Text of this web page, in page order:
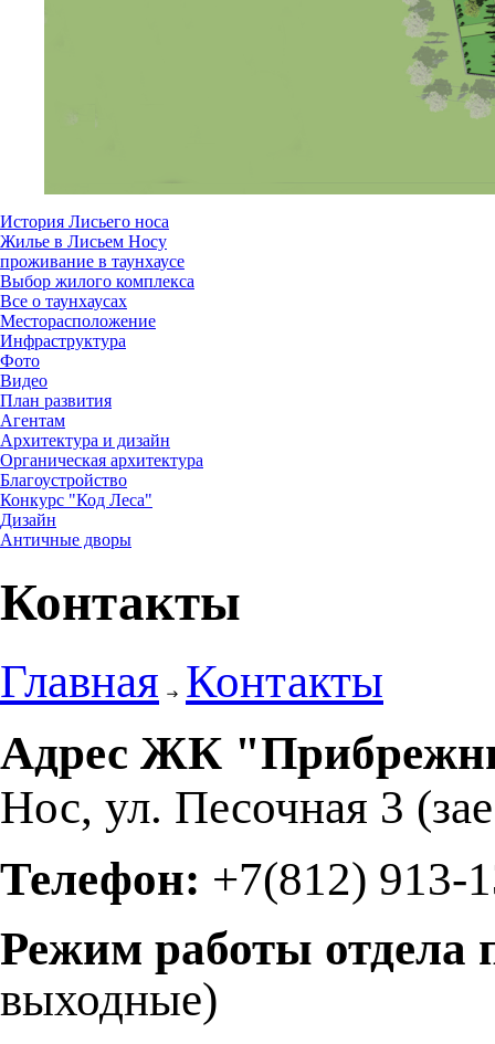
История Лисьего носа
Жилье в Лисьем Носу
проживание в таунхаусе
Выбор жилого комплекса
Все о таунхаусах
Месторасположение
Инфраструктура
Фото
Видео
План развития
Агентам
Архитектура и дизайн
Органическая архитектура
Благоустройство
Конкурс "Код Леса"
Дизайн
Античные дворы
Контакты
Главная Контакты
Адрес ЖК
Нос, ул. Песочная 3
Телефон: +7(812) 913-
Режим работы отдела
выходные)